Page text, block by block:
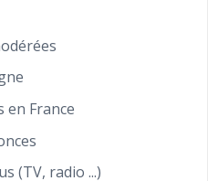
en France
(TV, radio ...)